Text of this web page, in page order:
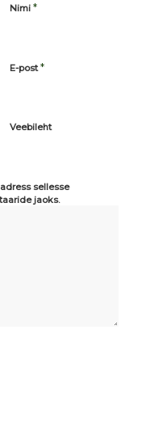
Nimi *
E-post*
Veebileht
sellesse
jaoks.